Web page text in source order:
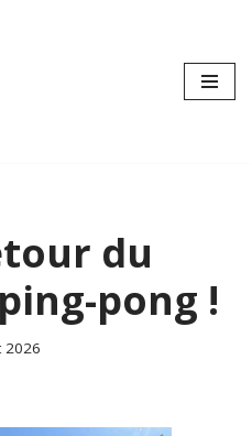
du
pong !
2026